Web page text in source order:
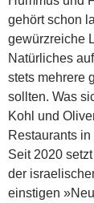
gehört schon
gewürzreiche
Natürliches
stets mehrere
sollten. Was
Kohl und
Restaurants
Seit 2020
der
einstigen